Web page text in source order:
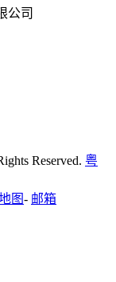
公司
Reserved. 粤
图- 邮箱